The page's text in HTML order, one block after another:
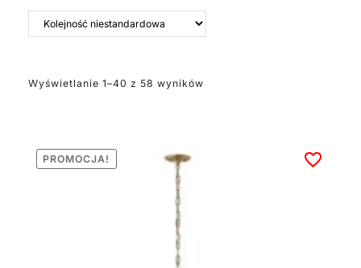
Wyświetlanie 1–40 z 58 wyników
PROMOCJA!